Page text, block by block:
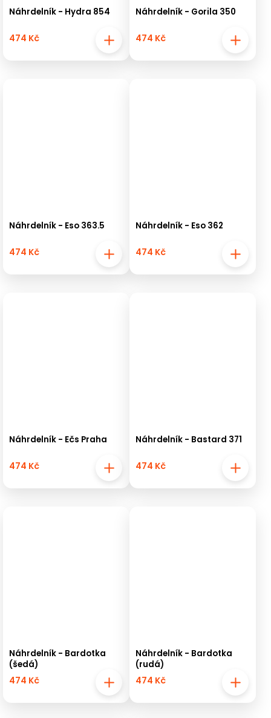
Náhrdelník - Hydra 854
474 Kč
Náhrdelník - Gorila 350
474 Kč
Náhrdelník - Eso 363.5
474 Kč
Náhrdelník - Eso 362
474 Kč
Náhrdelník - Ečs Praha
474 Kč
Náhrdelník - Bastard 371
474 Kč
Náhrdelník - Bardotka
(šedá)
474 Kč
Náhrdelník - Bardotka
(rudá)
474 Kč